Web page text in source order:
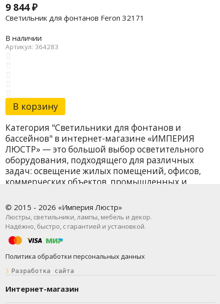
9 844₽
Светильник для фонтанов Feron 32171
В наличии
Артикул: 364283
В корзину
Категория "Светильники для фонтанов и
бассейнов" в интернет-магазине «ИМПЕРИЯ
ЛЮСТР» — это большой выбор осветительного
оборудования, подходящего для различных
задач: освещение жилых помещений, офисов,
коммерческих объектов, промышленных и
базовые модели, так и дизайнерские решения от
проверенных брендов. В наличии более 7
наименований — и всё это с быстрой доставкой
по Москве и всей России.
Светильники для фонтанов и бассейнов
Минимальная цена на товар в данной
категории — от 7 781 руб. ₽, что делает
© 2015 - 2026 «Империя Люстр»
Люстры, светильники, лампы, мебель и декор.
Надёжно, быстро, с гарантией и установкой.
Политика обработки персональных данных
❯ Разработка сайта
Интернет-магазин